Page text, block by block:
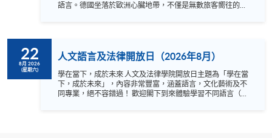
語言。德國坐落於歐洲心臟地帶，不僅是無數旅客嚮往的旅
鋪路，切勿錯過這次的免費體驗課程！我們的資深母語導師
將帶領您輕鬆掌握德語入門要訣，在互動中感受德語文化的
獨特魅力，助您輕鬆建立穩固的語感基礎。名額有限，立即
報名，開啟您的德語學習之旅！ 語言 ：德語及英語
Instagram:
22
8月 2026
(星期六)
人文語言及法律開放日（2026年8月）
學在當下，成於未來 人文及法律學院開放日主題為「學在當
下，成於未來」，內容非常豐富，涵蓋語言，文化藝術及不
同專業，絕不容錯過！ 歡迎閣下到來體驗學習不同語言（包